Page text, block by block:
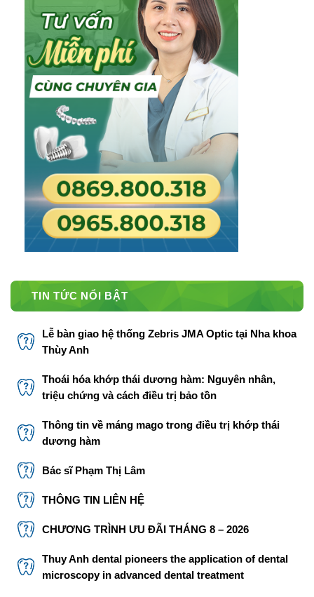
TIN TỨC NỔI BẬT
Lễ bàn giao hệ thống Zebris JMA Optic tại Nha khoa
Thùy Anh
Thoái hóa khớp thái dương hàm: Nguyên nhân,
triệu chứng và cách điều trị bảo tồn
Thông tin về máng mago trong điều trị khớp thái
dương hàm
Bác sĩ Phạm Thị Lâm
THÔNG TIN LIÊN HỆ
CHƯƠNG TRÌNH ƯU ĐÃI THÁNG 8 – 2026
Thuy Anh dental pioneers the application of dental
microscopy in advanced dental treatment